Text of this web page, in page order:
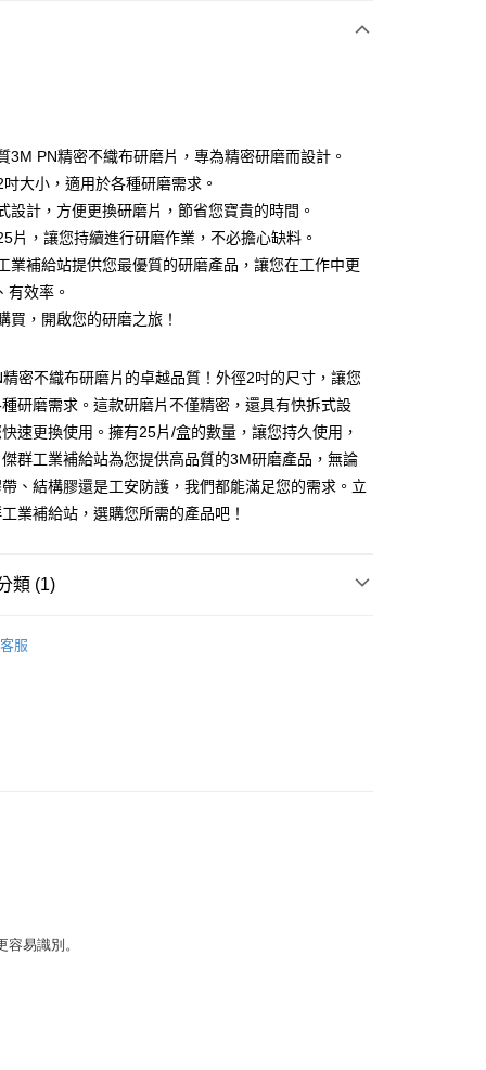
款
取貨
款
取貨
件商品、貨量較大)
3M PN精密不織布研磨片，專為精密研磨而設計。
大小，適用於各種研磨需求。
設計，方便更換研磨片，節省您寶貴的時間。
片，讓您持續進行研磨作業，不必擔心缺料。
業補給站提供您最優質的研磨產品，讓您在工作中更
有效率。
買，開啟您的研磨之旅！
密不織布研磨片的卓越品質！外徑2吋的尺寸，讓您
研磨需求。這款研磨片不僅精密，還具有快拆式設
速更換使用。擁有25片/盒的數量，讓您持久使用，
群工業補給站為您提供高品質的3M研磨產品，無論
、結構膠還是工安防護，我們都能滿足您的需求。立
業補給站，選購您所需的產品吧！
類 (1)
客服
易識別。